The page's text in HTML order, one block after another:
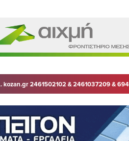
kozan.gr 2461502102 & 2461037209 &